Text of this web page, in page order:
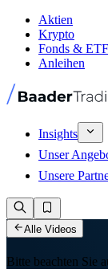
Aktien
Krypto
Fonds &
Anleihen
Insights
Unser
Unsere
Alle Videos
Bitte beachten Sie